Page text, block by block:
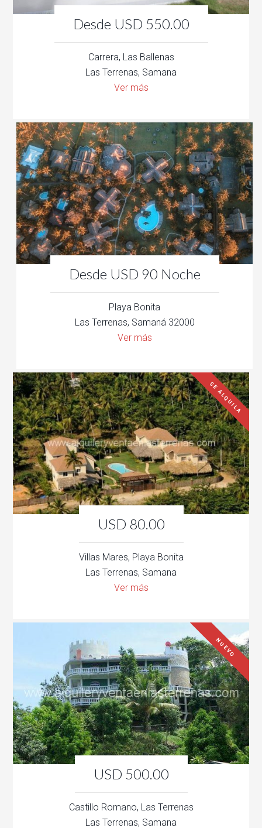
Desde USD 550.00
Carrera, Las Ballenas
Las Terrenas, Samana
Ver más
Desde USD 90 Noche
Playa Bonita
Las Terrenas, Samaná 32000
Ver más
USD 80.00
SE ALQUILA
Villas Mares, Playa Bonita
Las Terrenas, Samana
Ver más
USD 500.00
NUEVO
Castillo Romano, Las Terrenas
Las Terrenas, Samana